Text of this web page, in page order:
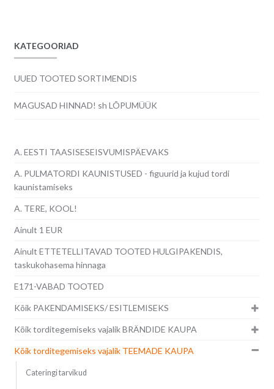
KATEGOORIAD
UUED TOOTED SORTIMENDIS
MAGUSAD HINNAD! sh LÕPUMÜÜK
A. EESTI TAASISESEISVUMISPÄEVAKS
A. PULMATORDI KAUNISTUSED - figuurid ja kujud tordi
kaunistamiseks
A. TERE, KOOL!
Ainult 1 EUR
Ainult ETTETELLITAVAD TOOTED HULGIPAKENDIS,
taskukohasema hinnaga
E171-VABAD TOOTED
Kõik PAKENDAMISEKS/ ESITLEMISEKS
Kõik torditegemiseks vajalik BRÄNDIDE KAUPA
Kõik torditegemiseks vajalik TEEMADE KAUPA
Cateringi tarvikud